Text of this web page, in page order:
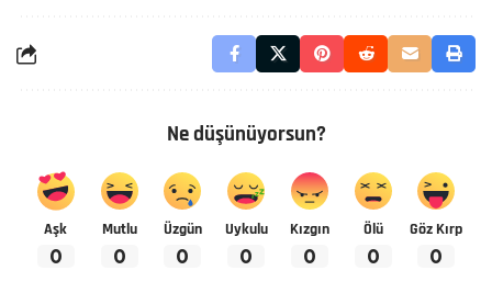
Ne düşünüyorsun?
Aşk
0
Mutlu
0
Üzgün
0
Uykulu
0
Kızgın
0
Ölü
0
Göz Kırp
0